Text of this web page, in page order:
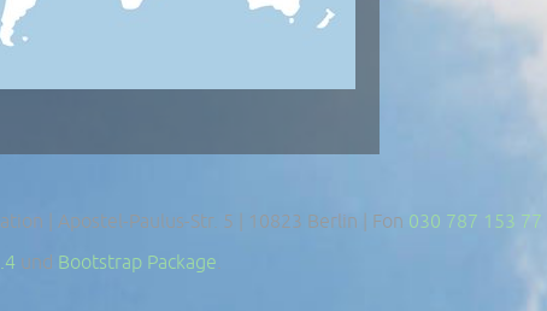
| Apostel-Paulus-Str. 5 | 10823 Berlin | Fon 030 787 153 77
und Bootstrap Package